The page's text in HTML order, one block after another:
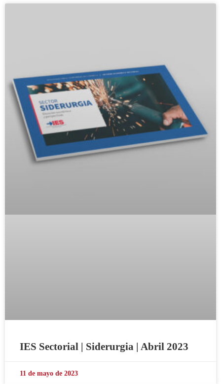
IES Sectorial | Siderurgia | Abril 2023
11 de mayo de 2023